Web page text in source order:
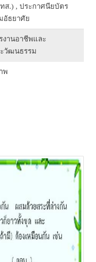
ส.) , ประกาศนียบัตร
อัธยาศัย
านอาชีพและ
วัฒนธรรม
พ